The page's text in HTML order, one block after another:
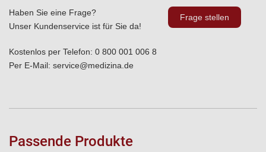
Haben Sie eine Frage?
Unser Kundenservice ist für Sie da!
Kostenlos per Telefon: 0 800 001 006 8
Per E-Mail: service@medizina.de
Frage stellen
Passende Produkte